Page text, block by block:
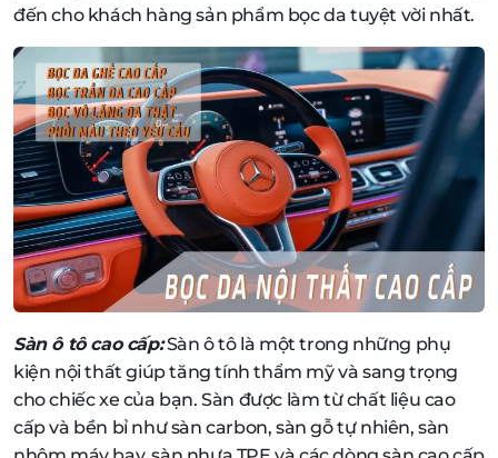
đến cho khách hàng sản phẩm bọc da tuyệt vời nhất.
Sàn ô tô cao cấp:Sàn ô tô là một trong những phụ
kiện nội thất giúp tăng tính thẩm mỹ và sang trọng
cho chiếc xe của bạn. Sàn được làm từ chất liệu cao
cấp và bền bỉ như sàn carbon, sàn gỗ tự nhiên, sàn